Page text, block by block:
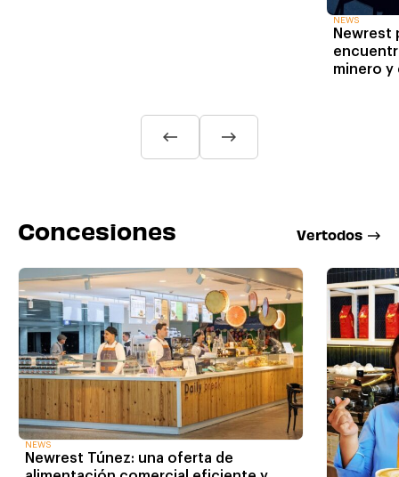
NEWS
Newrest
minero
Concesiones Vertodos
NEWS
Newrest Túnez: una oferta de